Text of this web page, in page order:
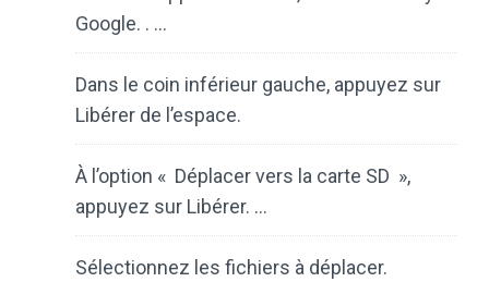
Google. . …
Dans le coin inférieur gauche, appuyez sur
Libérer de l’espace.
À l’option « Déplacer vers la carte SD »,
appuyez sur Libérer. …
Sélectionnez les fichiers à déplacer.